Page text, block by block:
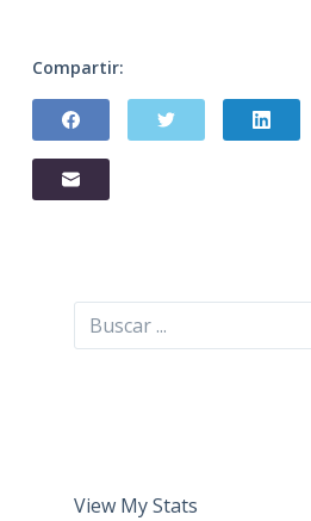
Compartir:
Buscar
View My Stats